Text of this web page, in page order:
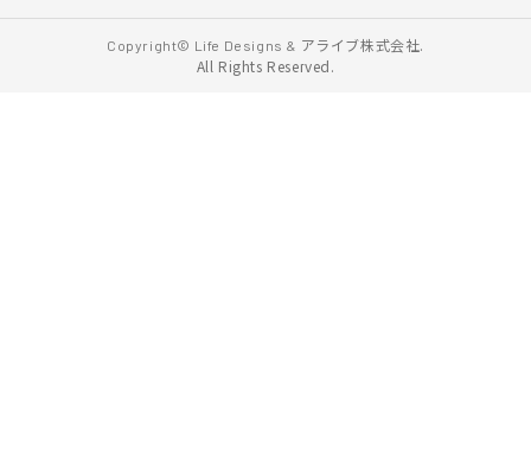
Copyright© Life Designs & アライブ株式会社.
All Rights Reserved.